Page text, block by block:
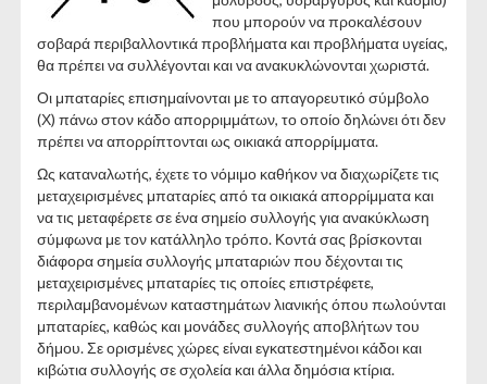
που μπορούν να προκαλέσουν
σοβαρά περιβαλλοντικά προβλήματα και προβλήματα υγείας,
θα πρέπει να συλλέγονται και να ανακυκλώνονται χωριστά.
Οι μπαταρίες επισημαίνονται με το απαγορευτικό σύμβολο
(Χ) πάνω στον κάδο απορριμμάτων, το οποίο δηλώνει ότι δεν
πρέπει να απορρίπτονται ως οικιακά απορρίμματα.
Ως καταναλωτής, έχετε το νόμιμο καθήκον να διαχωρίζετε τις
μεταχειρισμένες μπαταρίες από τα οικιακά απορρίμματα και
να τις μεταφέρετε σε ένα σημείο συλλογής για ανακύκλωση
σύμφωνα με τον κατάλληλο τρόπο. Κοντά σας βρίσκονται
διάφορα σημεία συλλογής μπαταριών που δέχονται τις
μεταχειρισμένες μπαταρίες τις οποίες επιστρέφετε,
περιλαμβανομένων καταστημάτων λιανικής όπου πωλούνται
μπαταρίες, καθώς και μονάδες συλλογής αποβλήτων του
δήμου. Σε ορισμένες χώρες είναι εγκατεστημένοι κάδοι και
κιβώτια συλλογής σε σχολεία και άλλα δημόσια κτίρια.